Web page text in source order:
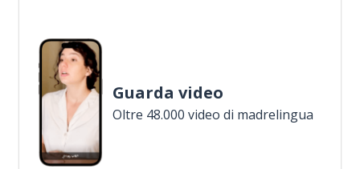
Guarda video
Oltre 48.000 video di madrelingua